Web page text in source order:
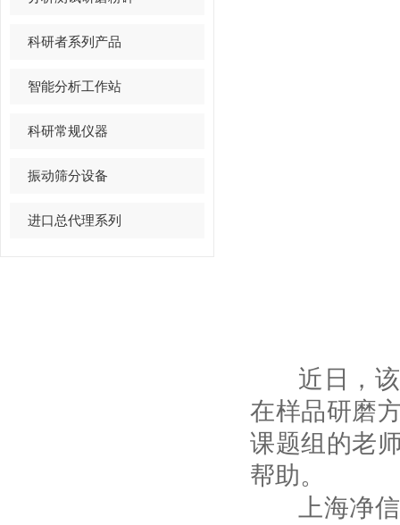
科研者系列产品
智能分析工作站
科研常规仪器
振动筛分设备
进口总代理系列
近日，该
在样品研磨
课题组的老
帮助。
上海净信